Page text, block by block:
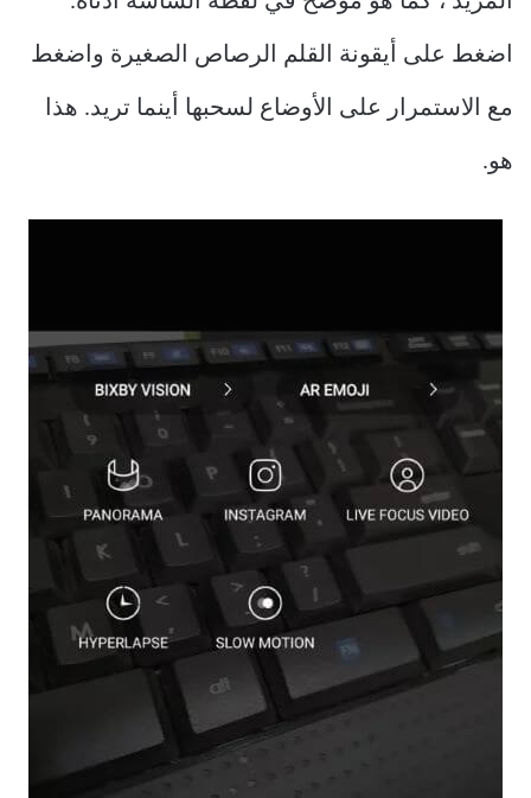
اضغط على أيقونة القلم الرصاص الصغيرة واضغط
مع الاستمرار على الأوضاع لسحبها أينما تريد. هذا
هو.